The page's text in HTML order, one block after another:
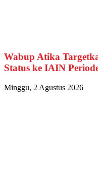
Wabup Atika
Status ke IAIN
Minggu, 2 Agustus 2026